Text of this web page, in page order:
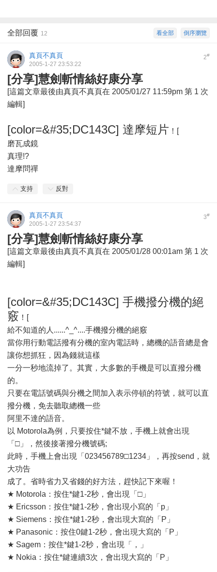
倒序瀏覽
看全部
全部回覆 12
2#
真頁不真頁
2005-1-27 23:53:22
[分享]慧劍斬情絲好康分享
[這篇文章最後由真頁不真頁在 2005/01/27 11:59pm 第 1 次
編輯]
[color=&#35;DC143C] 達摩短片 ！[
磨瓦成鏡
真理!?
達摩問禪
支持 反對
3#
真頁不真頁
2005-1-27 23:54:37
[分享]慧劍斬情絲好康分享
[這篇文章最後由真頁不真頁在 2005/01/28 00:01am 第 1 次
編輯]
[color=&#35;DC143C] 手機撥分機的絕
竅 ！[
給不知道的人......^_^....手機撥分機的絕竅
當你用行動電話撥有分機的室內電話時，總機的語音總是會
讓你想抓狂，因為錢就這樣
一分一秒地流掉了。其實，大多數的手機是可以直撥分機
的。
只要在電話號碼與分機之間加入表示停頓的符號，就可以直
撥分機，免去聽取總機一些
阿里不達的語音。
以 Motorola為例，只要按住*鍵不放，手機上就會出現
「□」，然後接著撥分機號碼;
此時，手機上會出現「023456789□1234」，再按send，就
大功告
成了。省時省力又省錢的好方法，趕快記下來喔！
★ Motorola：按住*鍵1-2秒，會出現「□」
★ Ericsson：按住*鍵1-2秒，會出現小寫的「p」
★ Siemens：按住*鍵1-2秒，會出現大寫的「P」
★ Panasonic：按住0鍵1-2秒，會出現大寫的「P」
★ Sagem：按住*鍵1-2秒，會出現「，」
★ Nokia：按住*鍵連續3次，會出現大寫的「P」